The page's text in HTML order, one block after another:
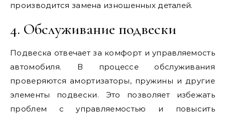
производится замена изношенных деталей.
4. Обслуживание подвески
Подвеска отвечает за комфорт и управляемость
автомобиля. В процессе обслуживания
проверяются амортизаторы, пружины и другие
элементы подвески. Это позволяет избежать
проблем с управляемостью и повысить